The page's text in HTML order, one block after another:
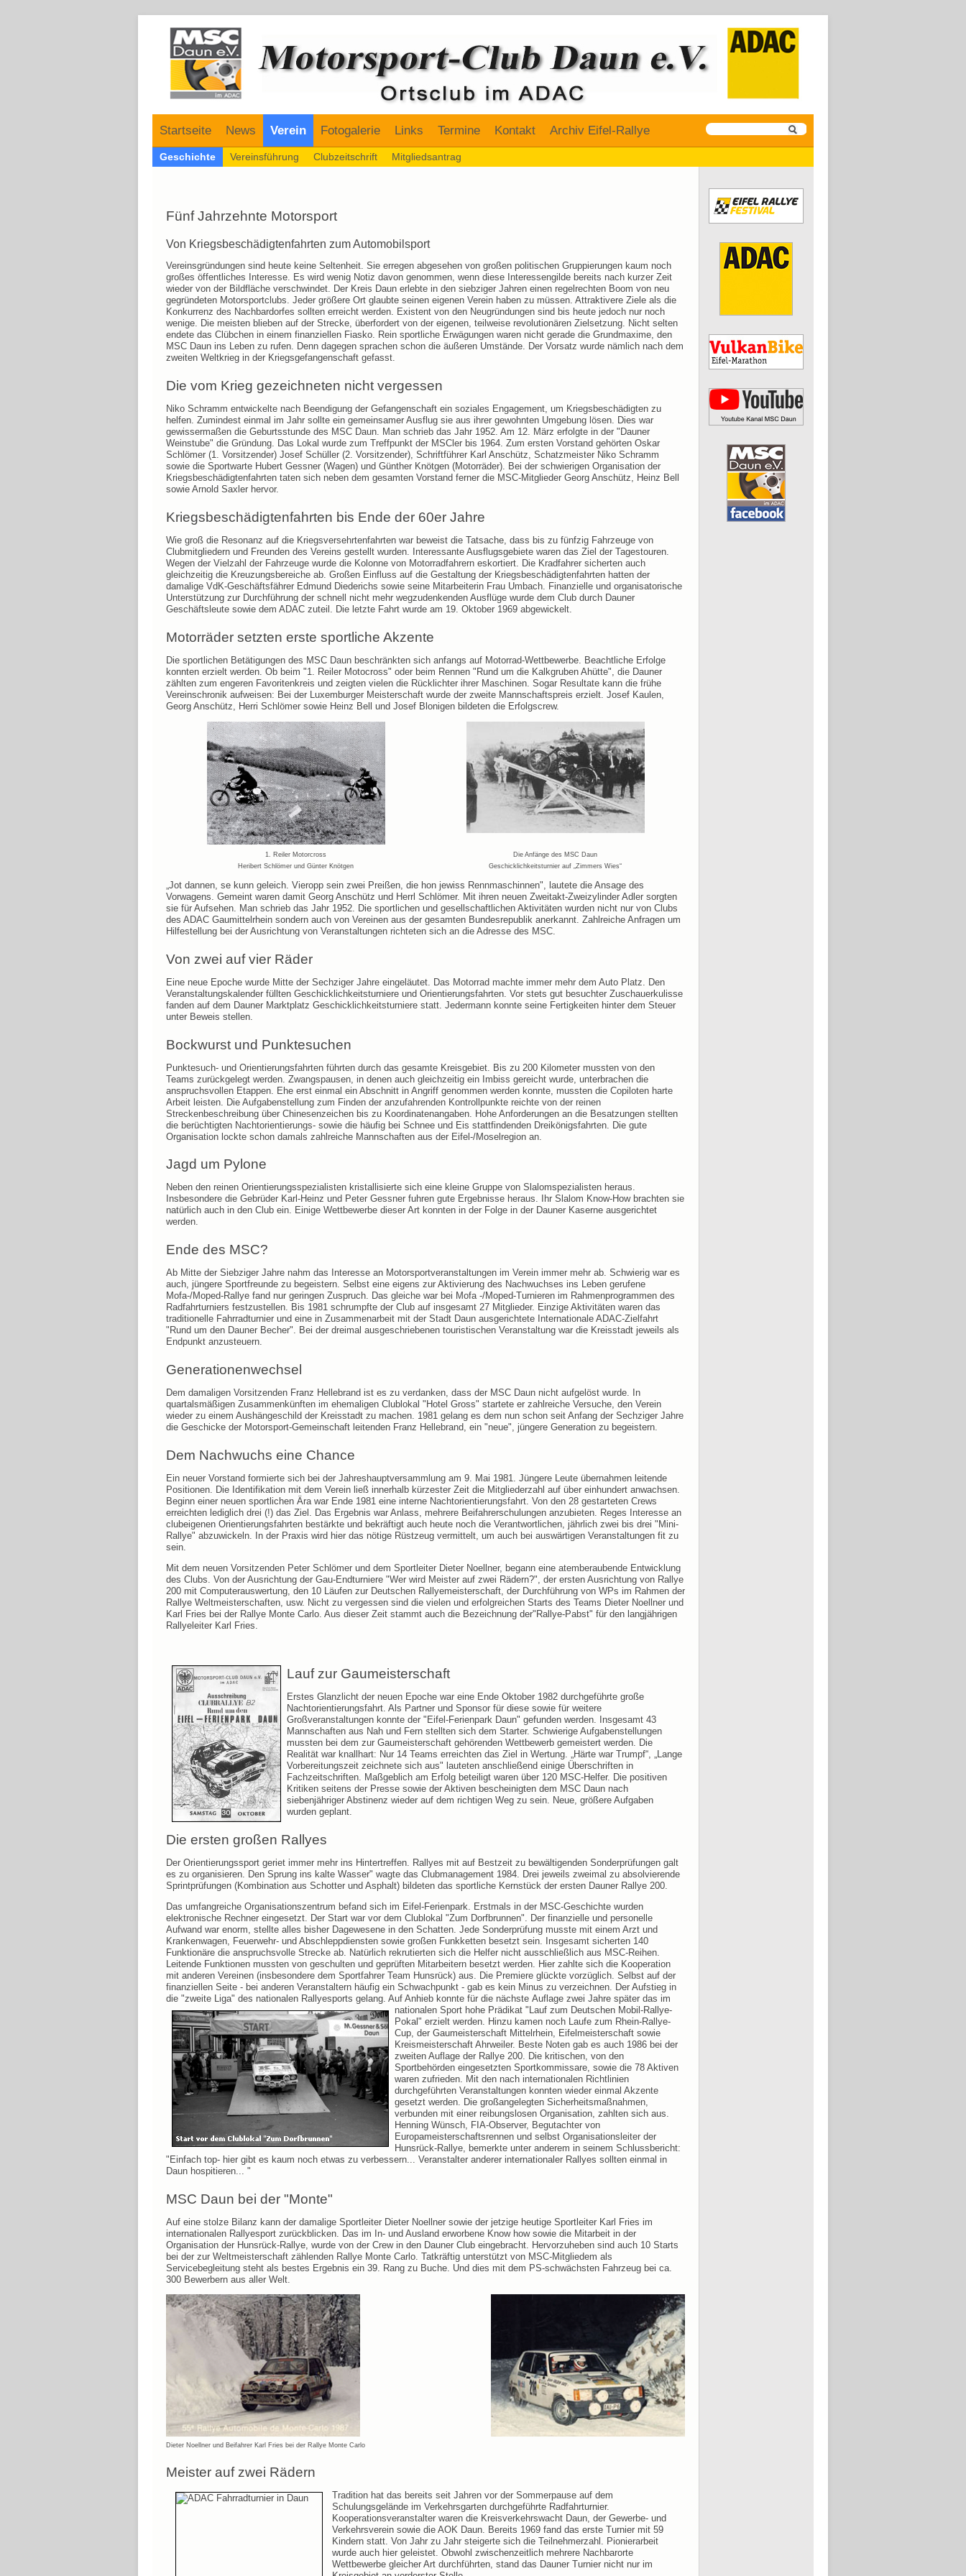
Navigation
überspringen
Startseite News Verein Fotogalerie Links Termine Kontakt Archiv Eifel-Rallye
Navigation
Geschichte Vereinsführung Clubzeitschrift Mitgliedsantrag
Fünf Jahrzehnte Motorsport
Von Kriegsbeschädigtenfahrten zum Automobilsport
Vereinsgründungen sind heute keine Seltenheit. Sie erregen abgesehen von großen politischen Gruppierungen kaum noch
großes öffentliches Interesse. Es wird wenig Notiz davon genommen, wenn diese Interessengilde bereits nach kurzer Zeit
wieder von der Bildfläche verschwindet. Der Kreis Daun erlebte in den siebziger Jahren einen regelrechten Boom von neu
gegründeten Motorsportclubs. Jeder größere Ort glaubte seinen eigenen Verein haben zu müssen. Attraktivere Ziele als die
Konkurrenz des Nachbardorfes sollten erreicht werden. Existent von den Neugründungen sind bis heute jedoch nur noch
wenige. Die meisten blieben auf der Strecke, überfordert von der eigenen, teilweise revolutionären Zielsetzung. Nicht selten
endete das Clübchen in einem finanziellen Fiasko. Rein sportliche Erwägungen waren nicht gerade die Grundmaxime, den
MSC Daun ins Leben zu rufen. Denn dagegen sprachen schon die äußeren Umstände. Der Vorsatz wurde nämlich nach dem
zweiten Weltkrieg in der Kriegsgefangenschaft gefasst.
Die vom Krieg gezeichneten nicht vergessen
Niko Schramm entwickelte nach Beendigung der Gefangenschaft ein soziales Engagement, um Kriegsbeschädigten zu
helfen. Zumindest einmal im Jahr sollte ein gemeinsamer Ausflug sie aus ihrer gewohnten Umgebung lösen. Dies war
gewissermaßen die Geburtsstunde des MSC Daun. Man schrieb das Jahr 1952. Am 12. März erfolgte in der "Dauner
Weinstube" die Gründung. Das Lokal wurde zum Treffpunkt der MSCler bis 1964. Zum ersten Vorstand gehörten Oskar
Schlömer (1. Vorsitzender) Josef Schüller (2. Vorsitzender), Schriftführer Karl Anschütz, Schatzmeister Niko Schramm
sowie die Sportwarte Hubert Gessner (Wagen) und Günther Knötgen (Motorräder). Bei der schwierigen Organisation der
Kriegsbeschädigtenfahrten taten sich neben dem gesamten Vorstand ferner die MSC-Mitglieder Georg Anschütz, Heinz Bell
sowie Arnold Saxler hervor.
Kriegsbeschädigtenfahrten bis Ende der 60er Jahre
Wie groß die Resonanz auf die Kriegsversehrtenfahrten war beweist die Tatsache, dass bis zu fünfzig Fahrzeuge von
Clubmitgliedern und Freunden des Vereins gestellt wurden. Interessante Ausflugsgebiete waren das Ziel der Tagestouren.
Wegen der Vielzahl der Fahrzeuge wurde die Kolonne von Motorradfahrern eskortiert. Die Kradfahrer sicherten auch
gleichzeitig die Kreuzungsbereiche ab. Großen Einfluss auf die Gestaltung der Kriegsbeschädigtenfahrten hatten der
damalige VdK-Geschäftsfährer Edmund Diederichs sowie seine Mitarbeiterin Frau Umbach. Finanzielle und organisatorische
Unterstützung zur Durchführung der schnell nicht mehr wegzudenkenden Ausflüge wurde dem Club durch Dauner
Geschäftsleute sowie dem ADAC zuteil. Die letzte Fahrt wurde am 19. Oktober 1969 abgewickelt.
Motorräder setzten erste sportliche Akzente
Die sportlichen Betätigungen des MSC Daun beschränkten sich anfangs auf Motorrad-Wettbewerbe. Beachtliche Erfolge
konnten erzielt werden. Ob beim "1. Reiler Motocross" oder beim Rennen "Rund um die Kalkgruben Ahütte", die Dauner
zählten zum engeren Favoritenkreis und zeigten vielen die Rücklichter ihrer Maschinen. Sogar Resultate kann die frühe
Vereinschronik aufweisen: Bei der Luxemburger Meisterschaft wurde der zweite Mannschaftspreis erzielt. Josef Kaulen,
Georg Anschütz, Herri Schlömer sowie Heinz Bell und Josef Blonigen bildeten die Erfolgscrew.
1. Reiler Motorcross
Heribert Schlömer und Günter Knötgen
Die Anfänge des MSC Daun
Geschicklichkeitsturnier auf „Zimmers Wies“
„Jot dannen, se kunn geleich. Vieropp sein zwei Preißen, die hon jewiss Rennmaschinnen", lautete die Ansage des
Vorwagens. Gemeint waren damit Georg Anschütz und Herrl Schlömer. Mit ihren neuen Zweitakt-Zweizylinder Adler sorgten
sie für Aufsehen. Man schrieb das Jahr 1952. Die sportlichen und gesellschaftlichen Aktivitäten wurden nicht nur von Clubs
des ADAC Gaumittelrhein sondern auch von Vereinen aus der gesamten Bundesrepublik anerkannt. Zahlreiche Anfragen um
Hilfestellung bei der Ausrichtung von Veranstaltungen richteten sich an die Adresse des MSC.
Von zwei auf vier Räder
Eine neue Epoche wurde Mitte der Sechziger Jahre eingeläutet. Das Motorrad machte immer mehr dem Auto Platz. Den
Veranstaltungskalender füllten Geschicklichkeitsturniere und Orientierungsfahrten. Vor stets gut besuchter Zuschauerkulisse
fanden auf dem Dauner Marktplatz Geschicklichkeitsturniere statt. Jedermann konnte seine Fertigkeiten hinter dem Steuer
unter Beweis stellen.
Bockwurst und Punktesuchen
Punktesuch- und Orientierungsfahrten führten durch das gesamte Kreisgebiet. Bis zu 200 Kilometer mussten von den
Teams zurückgelegt werden. Zwangspausen, in denen auch gleichzeitig ein Imbiss gereicht wurde, unterbrachen die
anspruchsvollen Etappen. Ehe erst einmal ein Abschnitt in Angriff genommen werden konnte, mussten die Copiloten harte
Arbeit leisten. Die Aufgabenstellung zum Finden der anzufahrenden Kontrollpunkte reichte von der reinen
Streckenbeschreibung über Chinesenzeichen bis zu Koordinatenangaben. Hohe Anforderungen an die Besatzungen stellten
die berüchtigten Nachtorientierungs- sowie die häufig bei Schnee und Eis stattfindenden Dreikönigsfahrten. Die gute
Organisation lockte schon damals zahlreiche Mannschaften aus der Eifel-/Moselregion an.
Jagd um Pylone
Neben den reinen Orientierungsspezialisten kristallisierte sich eine kleine Gruppe von Slalomspezialisten heraus.
Insbesondere die Gebrüder Karl-Heinz und Peter Gessner fuhren gute Ergebnisse heraus. Ihr Slalom Know-How brachten sie
natürlich auch in den Club ein. Einige Wettbewerbe dieser Art konnten in der Folge in der Dauner Kaserne ausgerichtet
werden.
Ende des MSC?
Ab Mitte der Siebziger Jahre nahm das Interesse an Motorsportveranstaltungen im Verein immer mehr ab. Schwierig war es
auch, jüngere Sportfreunde zu begeistern. Selbst eine eigens zur Aktivierung des Nachwuchses ins Leben gerufene
Mofa-/Moped-Rallye fand nur geringen Zuspruch. Das gleiche war bei Mofa -/Moped-Turnieren im Rahmenprogrammen des
Radfahrturniers festzustellen. Bis 1981 schrumpfte der Club auf insgesamt 27 Mitglieder. Einzige Aktivitäten waren das
traditionelle Fahrradturnier und eine in Zusammenarbeit mit der Stadt Daun ausgerichtete Internationale ADAC-Zielfahrt
"Rund um den Dauner Becher". Bei der dreimal ausgeschriebenen touristischen Veranstaltung war die Kreisstadt jeweils als
Endpunkt anzusteuern.
Generationenwechsel
Dem damaligen Vorsitzenden Franz Hellebrand ist es zu verdanken, dass der MSC Daun nicht aufgelöst wurde. In
quartalsmäßigen Zusammenkünften im ehemaligen Clublokal "Hotel Gross" startete er zahlreiche Versuche, den Verein
wieder zu einem Aushängeschild der Kreisstadt zu machen. 1981 gelang es dem nun schon seit Anfang der Sechziger Jahre
die Geschicke der Motorsport-Gemeinschaft leitenden Franz Hellebrand, ein "neue", jüngere Generation zu begeistern.
Dem Nachwuchs eine Chance
Ein neuer Vorstand formierte sich bei der Jahreshauptversammlung am 9. Mai 1981. Jüngere Leute übernahmen leitende
Positionen. Die Identifikation mit dem Verein ließ innerhalb kürzester Zeit die Mitgliederzahl auf über einhundert anwachsen.
Beginn einer neuen sportlichen Ära war Ende 1981 eine interne Nachtorientierungsfahrt. Von den 28 gestarteten Crews
erreichten lediglich drei (!) das Ziel. Das Ergebnis war Anlass, mehrere Beifahrerschulungen anzubieten. Reges Interesse an
clubeigenen Orientierungsfahrten bestärkte und bekräftigt auch heute noch die Verantwortlichen, jährlich zwei bis drei "Mini-
Rallye" abzuwickeln. In der Praxis wird hier das nötige Rüstzeug vermittelt, um auch bei auswärtigen Veranstaltungen fit zu
sein.
Mit dem neuen Vorsitzenden Peter Schlömer und dem Sportleiter Dieter Noellner, begann eine atemberaubende Entwicklung
des Clubs. Von der Ausrichtung der Gau-Endturniere "Wer wird Meister auf zwei Rädern?", der ersten Ausrichtung von Rallye
200 mit Computerauswertung, den 10 Läufen zur Deutschen Rallyemeisterschaft, der Durchführung von WPs im Rahmen der
Rallye Weltmeisterschaften, usw. Nicht zu vergessen sind die vielen und erfolgreichen Starts des Teams Dieter Noellner und
Karl Fries bei der Rallye Monte Carlo. Aus dieser Zeit stammt auch die Bezeichnung der"Rallye-Pabst" für den langjährigen
Rallyeleiter Karl Fries.
Lauf zur Gaumeisterschaft
Erstes Glanzlicht der neuen Epoche war eine Ende Oktober 1982 durchgeführte große
Nachtorientierungsfahrt. Als Partner und Sponsor für diese sowie für weitere
Großveranstaltungen konnte der "Eifel-Ferienpark Daun" gefunden werden. Insgesamt 43
Mannschaften aus Nah und Fern stellten sich dem Starter. Schwierige Aufgabenstellungen
mussten bei dem zur Gaumeisterschaft gehörenden Wettbewerb gemeistert werden. Die
Realität war knallhart: Nur 14 Teams erreichten das Ziel in Wertung. „Härte war Trumpf“, „Lange
Vorbereitungszeit zeichnete sich aus" lauteten anschließend einige Überschriften in
Fachzeitschriften. Maßgeblich am Erfolg beteiligt waren über 120 MSC-Helfer. Die positiven
Kritiken seitens der Presse sowie der Aktiven bescheinigten dem MSC Daun nach
siebenjähriger Abstinenz wieder auf dem richtigen Weg zu sein. Neue, größere Aufgaben
wurden geplant.
Die ersten großen Rallyes
Der Orientierungssport geriet immer mehr ins Hintertreffen. Rallyes mit auf Bestzeit zu bewältigenden Sonderprüfungen galt
es zu organisieren. Den Sprung ins kalte Wasser" wagte das Clubmanagement 1984. Drei jeweils zweimal zu absolvierende
Sprintprüfungen (Kombination aus Schotter und Asphalt) bildeten das sportliche Kernstück der ersten Dauner Rallye 200.
Das umfangreiche Organisationszentrum befand sich im Eifel-Ferienpark. Erstmals in der MSC-Geschichte wurden
elektronische Rechner eingesetzt. Der Start war vor dem Clublokal "Zum Dorfbrunnen". Der finanzielle und personelle
Aufwand war enorm, stellte alles bisher Dagewesene in den Schatten. Jede Sonderprüfung musste mit einem Arzt und
Krankenwagen, Feuerwehr- und Abschleppdiensten sowie großen Funkketten besetzt sein. Insgesamt sicherten 140
Funktionäre die anspruchsvolle Strecke ab. Natürlich rekrutierten sich die Helfer nicht ausschließlich aus MSC-Reihen.
Leitende Funktionen mussten von geschulten und geprüften Mitarbeitern besetzt werden. Hier zahlte sich die Kooperation
mit anderen Vereinen (insbesondere dem Sportfahrer Team Hunsrück) aus. Die Premiere glückte vorzüglich. Selbst auf der
finanziellen Seite - bei anderen Veranstaltern häufig ein Schwachpunkt - gab es kein Minus zu verzeichnen. Der Aufstieg in
die "zweite Liga" des nationalen Rallyesports gelang. Auf Anhieb konnte für die nächste Auflage zwei Jahre später das im
nationalen Sport hohe Prädikat "Lauf zum Deutschen Mobil-Rallye-
Pokal" erzielt werden. Hinzu kamen noch Laufe zum Rhein-Rallye-
Cup, der Gaumeisterschaft Mittelrhein, Eifelmeisterschaft sowie
Kreismeisterschaft Ahrweiler. Beste Noten gab es auch 1986 bei der
zweiten Auflage der Rallye 200. Die kritischen, von den
Sportbehörden eingesetzten Sportkommissare, sowie die 78 Aktiven
waren zufrieden. Mit den nach internationalen Richtlinien
durchgeführten Veranstaltungen konnten wieder einmal Akzente
gesetzt werden. Die großangelegten Sicherheitsmaßnahmen,
verbunden mit einer reibungslosen Organisation, zahlten sich aus.
Henning Wünsch, FIA-Observer, Begutachter von
Europameisterschaftsrennen und selbst Organisationsleiter der
Hunsrück-Rallye, bemerkte unter anderem in seinem Schlussbericht:
"Einfach top- hier gibt es kaum noch etwas zu verbessern... Veranstalter anderer internationaler Rallyes sollten einmal in
Daun hospitieren... "
MSC Daun bei der "Monte"
Auf eine stolze Bilanz kann der damalige Sportleiter Dieter Noellner sowie der jetzige heutige Sportleiter Karl Fries im
internationalen Rallyesport zurückblicken. Das im In- und Ausland erworbene Know how sowie die Mitarbeit in der
Organisation der Hunsrück-Rallye, wurde von der Crew in den Dauner Club eingebracht. Hervorzuheben sind auch 10 Starts
bei der zur Weltmeisterschaft zählenden Rallye Monte Carlo. Tatkräftig unterstützt von MSC-Mitgliedem als
Servicebegleitung steht als bestes Ergebnis ein 39. Rang zu Buche. Und dies mit dem PS-schwächsten Fahrzeug bei ca.
300 Bewerbern aus aller Welt.
Dieter Noellner und Beifahrer Karl Fries bei der Rallye Monte Carlo
Meister auf zwei Rädern
Tradition hat das bereits seit Jahren vor der Sommerpause auf dem
Schulungsgelände im Verkehrsgarten durchgeführte Radfahrturnier.
Kooperationsveranstalter waren die Kreisverkehrswacht Daun, der Gewerbe- und
Verkehrsverein sowie die AOK Daun. Bereits 1969 fand das erste Turnier mit 59
Kindern statt. Von Jahr zu Jahr steigerte sich die Teilnehmerzahl. Pionierarbeit
wurde auch hier geleistet. Obwohl zwischenzeitlich mehrere Nachbarorte
Wettbewerbe gleicher Art durchführten, stand das Dauner Turnier nicht nur im